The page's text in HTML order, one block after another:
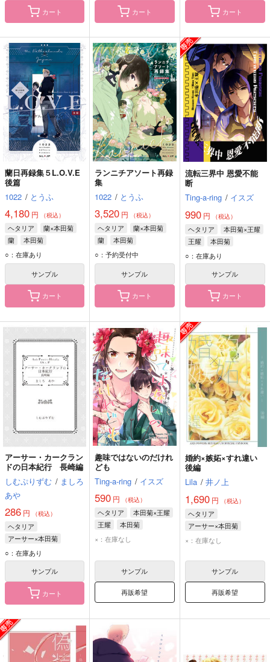
カート カート カート
蘭日再録集５L.O.V.E
後篇
1022 / とうふ
4,180 円 （税込）
ヘタリア
蘭×本田菊
蘭
本田菊
○：在庫あり
サンプル
カート
ランニチアソート再録
集
1022 / とうふ
3,520 円 （税込）
ヘタリア
蘭×本田菊
蘭
本田菊
○：予約受付中
サンプル
カート
流転三界中 恩愛不能
断
Ting-a-ring / イスズ
990円 （税込）
ヘタリア
本田菊×王耀
王耀
本田菊
○：在庫あり
サンプル
カート
アーサー・カークラン
ドの日本紀行 長崎編
しむぷりずむ / ましろ
あや
286 円 （税込）
ヘタリア
アーサー×本田菊
アーサー
○：在庫あり
サンプル
カート
趣味ではないのだけれ
ども
Ting-a-ring / イスズ
590 円 （税込）
ヘタリア
本田菊×王耀
王耀
本田菊
×：在庫なし
サンプル
再販希望
婚約×嫉妬×すれ違い
後編
Lila / 井ノ上
1,690円 （税込）
ヘタリア
アーサー×本田菊
アーサー・カークランド
×：在庫なし
サンプル
再販希望